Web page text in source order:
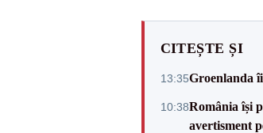
CITEȘTE ȘI
13:35Groenlanda
10:38România își
avertisment